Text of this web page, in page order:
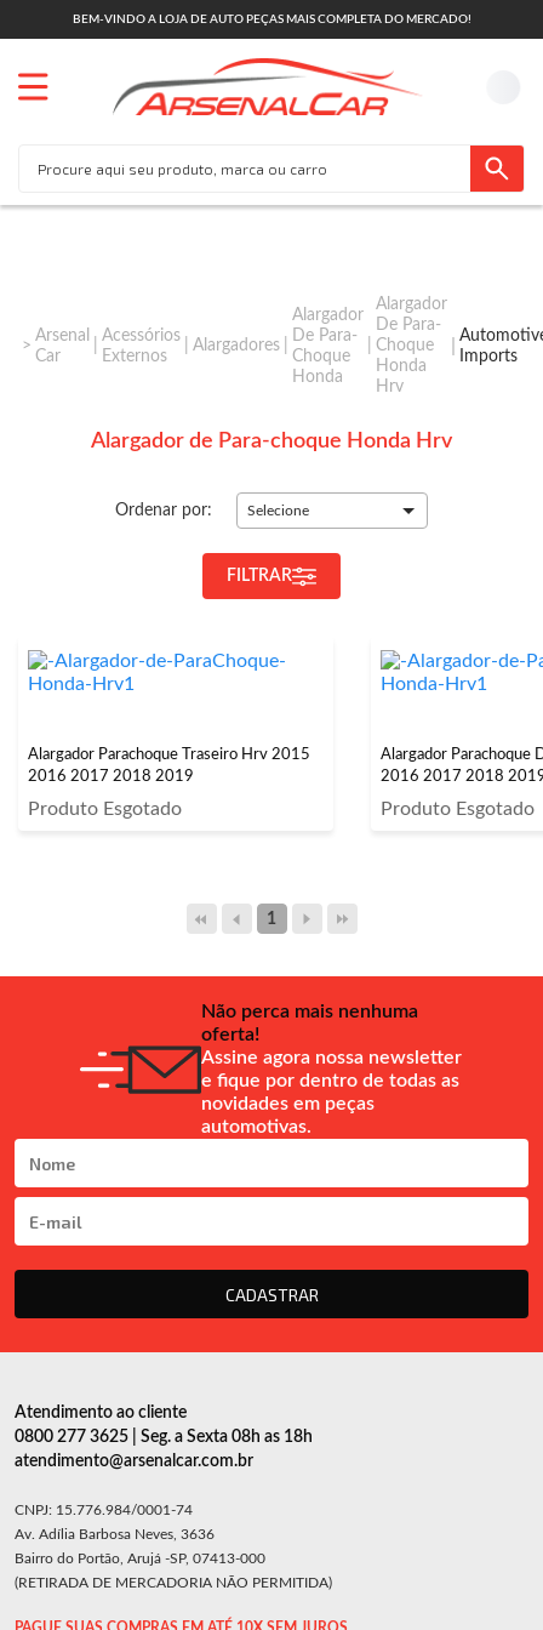
BEM-VINDO A LOJA DE AUTO PEÇAS MAIS COMPLETA DO MERCADO!
Arsenal
Car
Acessórios
Externos
Alargadores
Alargador
De Para-
Choque
Honda
Alargador
De Para-
Choque
Honda
Hrv
Imports
Alargador de Para-choque Honda Hrv
Ordenar por: Selecione
FILTRAR
Alargador Parachoque Traseiro Hrv 2015
2016 2017 2018 2019
Produto Esgotado
Alargador Parachoque
2016 2017 2018
Produto Esgotado
1
Não perca mais nenhuma
oferta!
Assine agora nossa newsletter
e fique por dentro de todas as
novidades em peças
automotivas.
CADASTRAR
Atendimento ao cliente
0800 277 3625 | Seg. a Sexta 08h as 18h
atendimento@arsenalcar.com.br
CNPJ: 15.776.984/0001-74
Av. Adília Barbosa Neves, 3636
Bairro do Portão, Arujá -SP, 07413-000
(RETIRADA DE MERCADORIA NÃO PERMITIDA)